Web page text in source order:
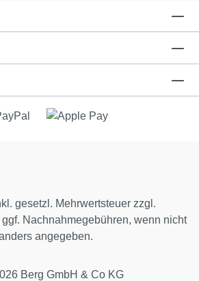
gesetzl. Mehrwertsteuer zzgl.
ggf. Nachnahmegebühren, wenn nicht
angegeben.
Berg GmbH & Co KG